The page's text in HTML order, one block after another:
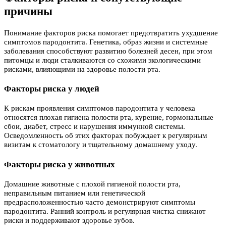
причины
Понимание факторов риска помогает предотвратить ухудшение
симптомов пародонтита. Генетика, образ жизни и системные
заболевания способствуют развитию болезней десен, при этом
питомцы и люди сталкиваются со схожими экологическими
рисками, влияющими на здоровье полости рта.
Факторы риска у людей
К рискам проявления симптомов пародонтита у человека
относятся плохая гигиена полости рта, курение, гормональные
сбои, диабет, стресс и нарушения иммунной системы.
Осведомленность об этих факторах побуждает к регулярным
визитам к стоматологу и тщательному домашнему уходу.
Факторы риска у животных
Домашние животные с плохой гигиеной полости рта,
неправильным питанием или генетической
предрасположенностью часто демонстрируют симптомы
пародонтита. Ранний контроль и регулярная чистка снижают
риски и поддерживают здоровье зубов.